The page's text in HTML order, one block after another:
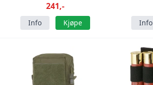
241,-
Info Kjøpe Info